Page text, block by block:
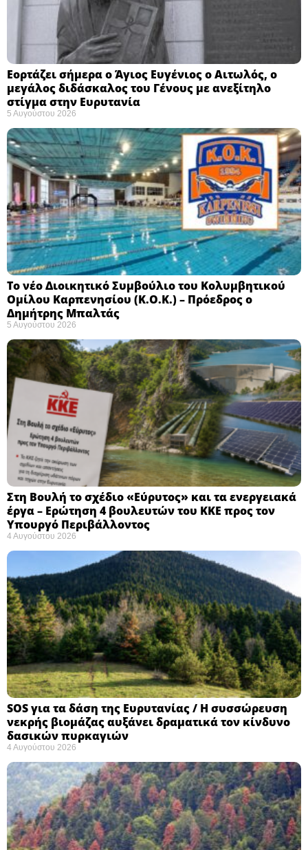
Εορτάζει σήμερα ο Άγιος Ευγένιος ο Αιτωλός, ο
μεγάλος διδάσκαλος του Γένους με ανεξίτηλο
στίγμα στην Ευρυτανία
5 Αυγούστου 2026
Το νέο Διοικητικό Συμβούλιο του Κολυμβητικού
Ομίλου Καρπενησίου (Κ.Ο.Κ.) – Πρόεδρος ο
Δημήτρης Μπαλτάς
5 Αυγούστου 2026
Στη Βουλή το σχέδιο «Εύρυτος» και τα ενεργειακά
έργα – Ερώτηση 4 βουλευτών του ΚΚΕ προς τον
Υπουργό Περιβάλλοντος
4 Αυγούστου 2026
SOS για τα δάση της Ευρυτανίας / Η συσσώρευση
νεκρής βιομάζας αυξάνει δραματικά τον κίνδυνο
δασικών πυρκαγιών
4 Αυγούστου 2026